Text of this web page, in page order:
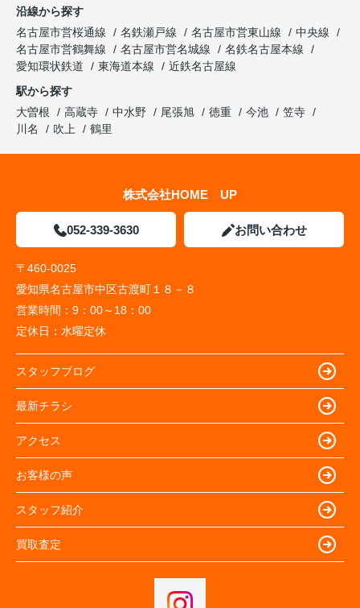
沿線から探す
名古屋市営桜通線
名鉄瀬戸線 名古屋市営東山線
中央線
名古屋市営鶴舞線
名古屋市営名城線
名鉄名古屋本線
愛知環状鉄道
東海道本線
近鉄名古屋線
駅から探す
大曽根
高蔵寺 中水野 尾張旭 徳重 今池
笠寺
川名
吹上 鶴里
株式会社HOME UP
052-339-3630 お問い合わせ
〒460-0025
愛知県名古屋市中区古渡町１８－８
営業時間： 9：00～18：00
定休日： 水曜定休
スタッフブログ
最新チラシ
アクセス
お客様の声
スタッフ紹介
買取査定